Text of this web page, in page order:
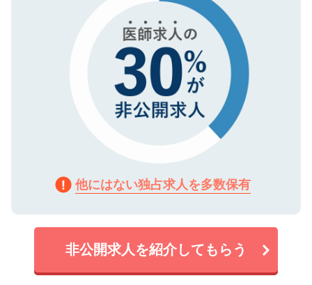
他にはない独占求人を多数保有
非公開求人を紹介してもらう